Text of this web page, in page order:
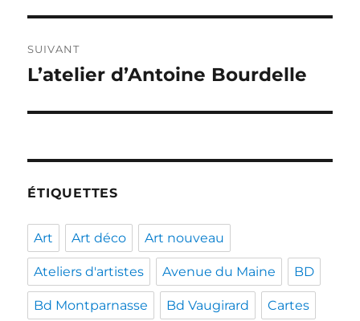
SUIVANT
Publication
L’atelier d’Antoine Bourdelle
ÉTIQUETTES
Art Art déco Art nouveau
Ateliers d'artistes Avenue du Maine BD
Bd Montparnasse Bd Vaugirard Cartes